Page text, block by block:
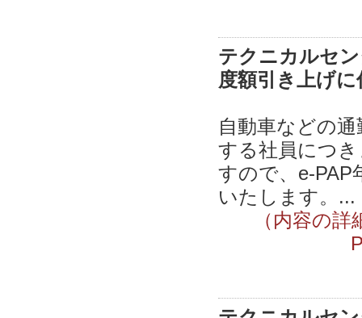
テクニカルセ
度額引き上げ
自動車などの
する社員につ
すので、e-PAP
いたします。...
（内容の